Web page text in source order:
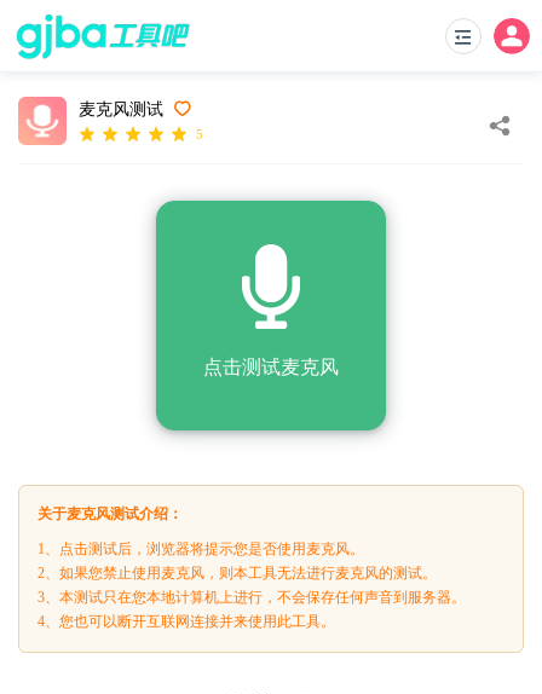
麦克风测试
5
点击测试麦克风
关于麦克风测试介绍：
1、点击测试后，浏览器将提示您是否使用麦克风。
2、如果您禁止使用麦克风，则本工具无法进行麦克风的测试。
3、本测试只在您本地计算机上进行，不会保存任何声音到服务器。
4、您也可以断开互联网连接并来使用此工具。